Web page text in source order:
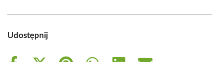
Udostępnij